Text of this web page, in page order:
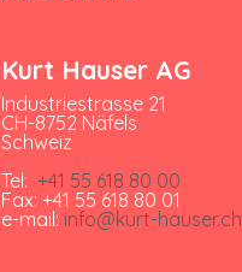
Kurt Hauser AG
Industriestrasse 21
CH-8752 Näfels
Schweiz
Tel: +41 55 618 80 00
Fax: +41 55 618 80 01
e-mail: info@kurt-hauser.ch